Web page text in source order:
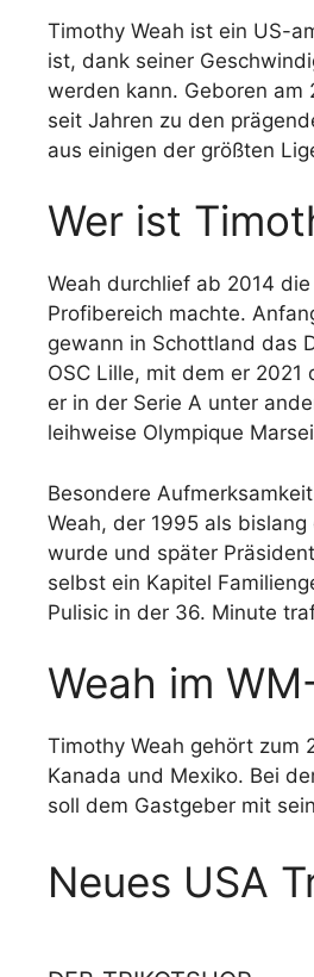
Timothy Weah ist ein US-
ist, dank seiner
werden kann. Geboren am
seit Jahren zu den
aus einigen der größten
Wer ist
Weah durchlief ab 2014
Profibereich machte.
gewann in Schottland das
OSC Lille, mit dem er
er in der Serie A unter
leihweise Olympique
Besondere
Weah, der 1995 als
wurde und später
selbst ein Kapitel
Pulisic in der 36. Minute
Weah im
Timothy Weah gehört zum
Kanada und Mexiko. Bei
soll dem Gastgeber mit
Neues USA